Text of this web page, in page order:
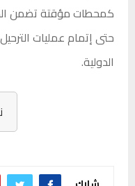
كمحطات مؤقتة تضمن
حتى إتمام عمليات
الدولية.